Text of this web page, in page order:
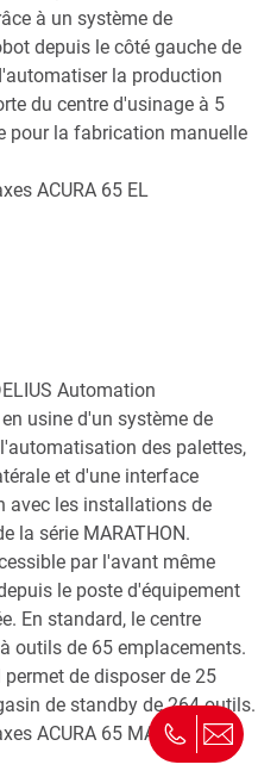
à un système de
depuis le côté gauche de
la production
du centre d'usinage à 5
pour la fabrication manuelle
Automation
en usine d'un système de
des palettes,
et d'une interface
avec les installations de
la série MARATHON.
par l'avant même
le poste d'équipement
En standard, le centre
outils de 65 emplacements.
de disposer de 25
de standby de 264 outils.